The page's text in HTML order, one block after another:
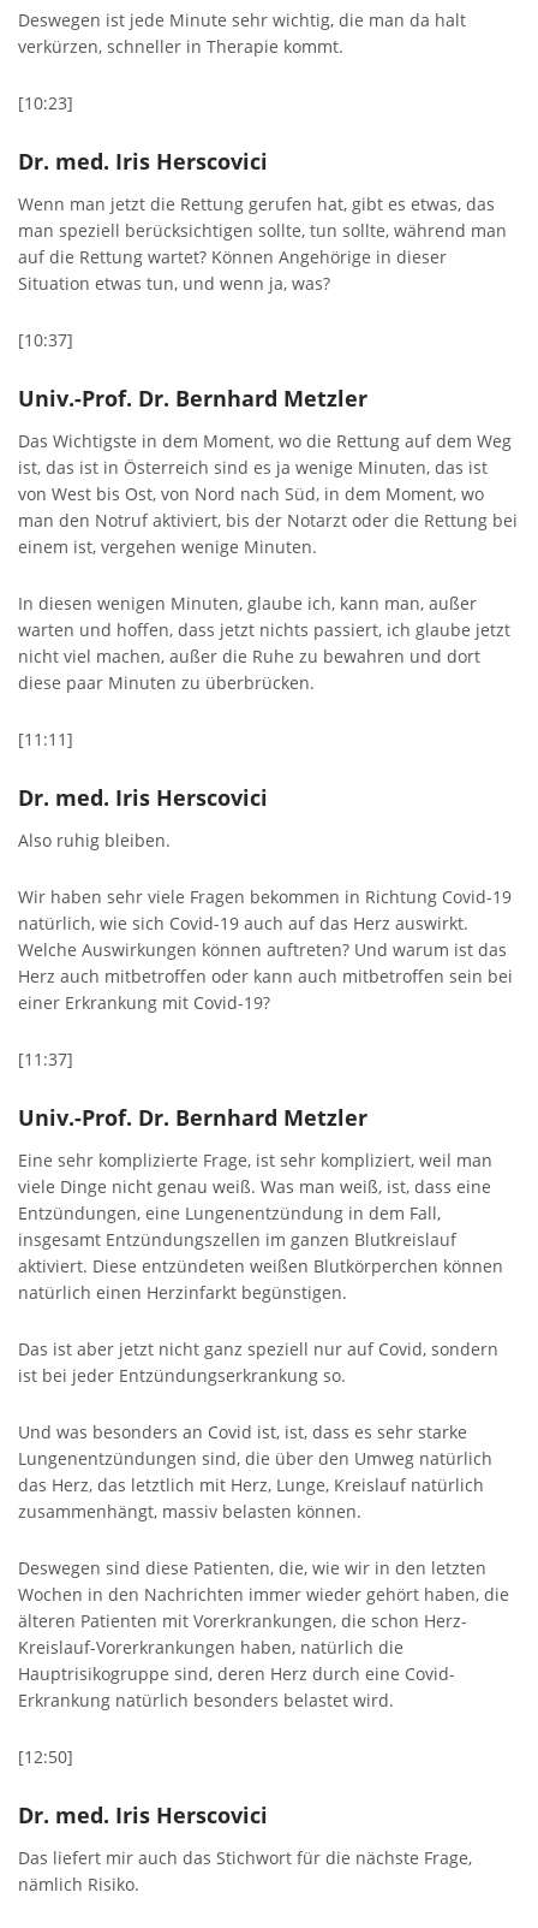
Deswegen ist jede Minute sehr wichtig, die man da halt
verkürzen, schneller in Therapie kommt.
[10:23]
Dr. med. Iris Herscovici
Wenn man jetzt die Rettung gerufen hat, gibt es etwas, das
man speziell berücksichtigen sollte, tun sollte, während man
auf die Rettung wartet? Können Angehörige in dieser
Situation etwas tun, und wenn ja, was?
[10:37]
Univ.-Prof. Dr. Bernhard Metzler
Das Wichtigste in dem Moment, wo die Rettung auf dem Weg
ist, das ist in Österreich sind es ja wenige Minuten, das ist
von West bis Ost, von Nord nach Süd, in dem Moment, wo
man den Notruf aktiviert, bis der Notarzt oder die Rettung bei
einem ist, vergehen wenige Minuten.
In diesen wenigen Minuten, glaube ich, kann man, außer
warten und hoffen, dass jetzt nichts passiert, ich glaube jetzt
nicht viel machen, außer die Ruhe zu bewahren und dort
diese paar Minuten zu überbrücken.
[11:11]
Dr. med. Iris Herscovici
Also ruhig bleiben.
Wir haben sehr viele Fragen bekommen in Richtung Covid-19
natürlich, wie sich Covid-19 auch auf das Herz auswirkt.
Welche Auswirkungen können auftreten? Und warum ist das
Herz auch mitbetroffen oder kann auch mitbetroffen sein bei
einer Erkrankung mit Covid-19?
[11:37]
Univ.-Prof. Dr. Bernhard Metzler
Eine sehr komplizierte Frage, ist sehr kompliziert, weil man
viele Dinge nicht genau weiß. Was man weiß, ist, dass eine
Entzündungen, eine Lungenentzündung in dem Fall,
insgesamt Entzündungszellen im ganzen Blutkreislauf
aktiviert. Diese entzündeten weißen Blutkörperchen können
natürlich einen Herzinfarkt begünstigen.
Das ist aber jetzt nicht ganz speziell nur auf Covid, sondern
ist bei jeder Entzündungserkrankung so.
Und was besonders an Covid ist, ist, dass es sehr starke
Lungenentzündungen sind, die über den Umweg natürlich
das Herz, das letztlich mit Herz, Lunge, Kreislauf natürlich
zusammenhängt, massiv belasten können.
Deswegen sind diese Patienten, die, wie wir in den letzten
Wochen in den Nachrichten immer wieder gehört haben, die
älteren Patienten mit Vorerkrankungen, die schon Herz-
Kreislauf-Vorerkrankungen haben, natürlich die
Hauptrisikogruppe sind, deren Herz durch eine Covid-
Erkrankung natürlich besonders belastet wird.
[12:50]
Dr. med. Iris Herscovici
Das liefert mir auch das Stichwort für die nächste Frage,
nämlich Risiko.